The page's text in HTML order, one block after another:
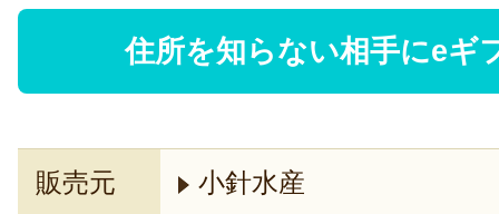
住所を知らない相手にeギ
販売元 小針水産